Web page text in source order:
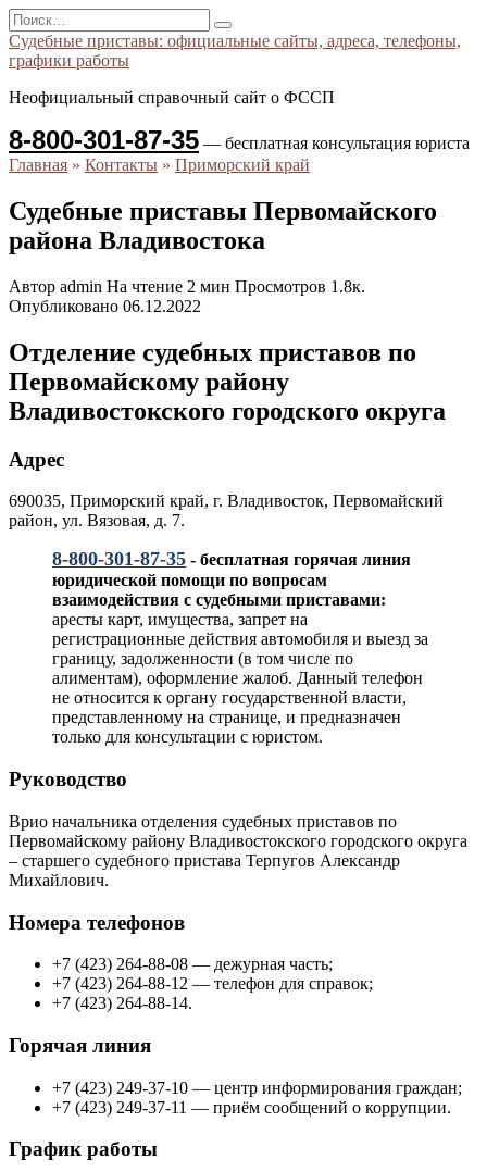
Перейти
к
содержанию
Search
for:
Судебные приставы: официальные сайты, адреса, телефоны,
графики работы
Неофициальный справочный сайт о ФССП
8-800-301-87-35 — бесплатная консультация юриста
Главная » Контакты » Приморский край
Судебные приставы Первомайского
района Владивостока
Автор admin На чтение 2 мин Просмотров 1.8к.
Опубликовано 06.12.2022
Отделение судебных приставов по
Первомайскому району
Владивостокского городского округа
Адрес
690035, Приморский край, г. Владивосток, Первомайский
район, ул. Вязовая, д. 7.
8-800-301-87-35 - бесплатная горячая линия
юридической помощи по вопросам
взаимодействия с судебными приставами:
аресты карт, имущества, запрет на
регистрационные действия автомобиля и выезд за
границу, задолженности (в том числе по
алиментам), оформление жалоб. Данный телефон
не относится к органу государственной власти,
представленному на странице, и предназначен
только для консультации с юристом.
Руководство
Врио начальника отделения судебных приставов по
Первомайскому району Владивостокского городского округа
– старшего судебного пристава Терпугов Александр
Михайлович.
Номера телефонов
+7 (423) 264-88-08 — дежурная часть;
+7 (423) 264-88-12 — телефон для справок;
+7 (423) 264-88-14.
Горячая линия
+7 (423) 249-37-10 — центр информирования граждан;
+7 (423) 249-37-11 — приём сообщений о коррупции.
График работы